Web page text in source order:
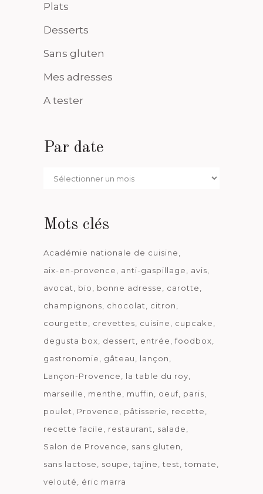
Plats
Desserts
Sans gluten
Mes adresses
A tester
Par date
Par
Mots clés
Académie nationale de cuisine
aix-en-provence
anti-gaspillage
avis
avocat
bio bonne adresse
carotte
champignons
chocolat
citron
courgette
crevettes cuisine
cupcake
degusta box
dessert entrée
foodbox
gastronomie
gâteau
lançon
Lançon-Provence
la table du roy
marseille
menthe muffin oeuf paris
poulet
Provence pâtisserie
recette
recette facile
restaurant
salade
Salon de Provence
sans gluten
sans lactose
soupe tajine test
tomate
velouté
éric marra